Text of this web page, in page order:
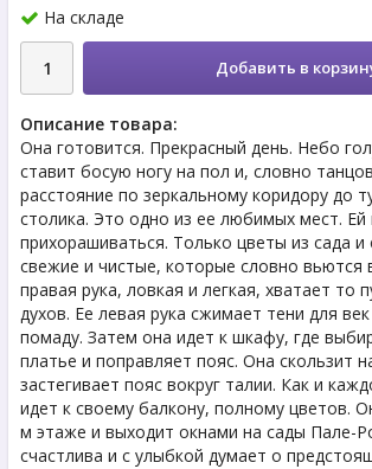
На складе
Добавить в
Описание товара:
Она готовится. Прекрасный день. Небо
ставит босую ногу на пол и, словно
расстояние по зеркальному коридору до
столика. Это одно из ее любимых мест. Ей
прихорашиваться. Только цветы из сада и
свежие и чистые, которые словно вьются
правая рука, ловкая и легкая, хватает то
духов. Ее левая рука сжимает тени для
помаду. Затем она идет к шкафу, где
платье и поправляет пояс. Она скользит
застегивает пояс вокруг талии. Как и
идет к своему балкону, полному цветов.
м этаже и выходит окнами на сады Пале-
счастлива и с улыбкой думает о